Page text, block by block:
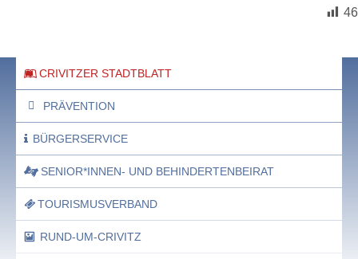
46
CRIVITZER STADTBLATT
PRÄVENTION
BÜRGERSERVICE
SENIOR*INNEN- UND BEHINDERTENBEIRAT
TOURISMUSVERBAND
RUND-UM-CRIVITZ